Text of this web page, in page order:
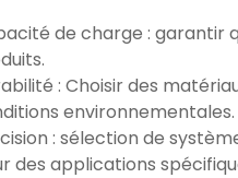
de charge : garantir
: Choisir des
environnementales.
: sélection de
des applications